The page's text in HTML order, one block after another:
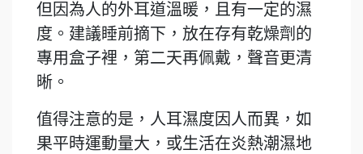
但因為人的外耳道溫暖，且有一定的濕
度。建議睡前摘下，放在存有乾燥劑的
專用盒子裡，第二天再佩戴，聲音更清
晰。
值得注意的是，人耳濕度因人而異，如
果平時運動量大，或生活在炎熱潮濕地